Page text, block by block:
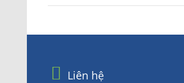
Liên hệ